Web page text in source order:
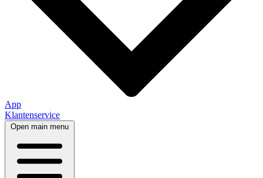
App
Klantenservice
Open main menu